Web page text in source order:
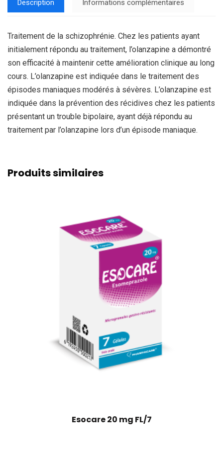
Description Informations complémentaires
Traitement de la schizophrénie. Chez les patients ayant
initialement répondu au traitement, l’olanzapine a démontré
son efficacité à maintenir cette amélioration clinique au long
cours. L’olanzapine est indiquée dans le traitement des
épisodes maniaques modérés à sévères. L’olanzapine est
indiquée dans la prévention des récidives chez les patients
présentant un trouble bipolaire, ayant déjà répondu au
traitement par l’olanzapine lors d’un épisode maniaque.
Produits similaires
Esocare 20 mg FL/7